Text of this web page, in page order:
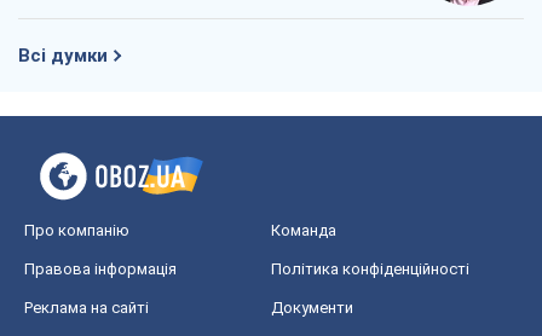
Всі думки
Про компанію Команда
Правова інформація Політика конфіденційності
Реклама на сайті Документи